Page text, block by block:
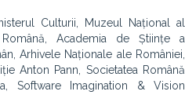
Culturii, Muzeul Național al
Română, Academia de Științe a
Arhivele Naționale ale României,
Anton Pann, Societatea Română
Software Imagination & Vision